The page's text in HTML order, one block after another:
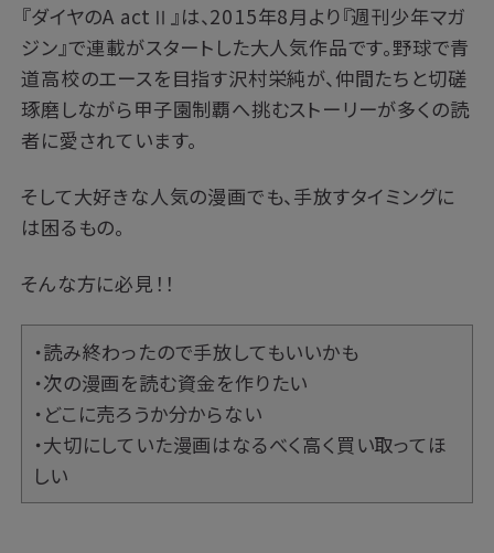
『ダイヤのA actⅡ』は、2015年8月より『週刊少年マガ
ジン』で連載がスタートした大人気作品です。野球で青
道高校のエースを目指す沢村栄純が、仲間たちと切磋
琢磨しながら甲子園制覇へ挑むストーリーが多くの読
者に愛されています。
そして大好きな人気の漫画でも、手放すタイミングに
は困るもの。
そんな方に必見！！
・読み終わったので手放してもいいかも
・次の漫画を読む資金を作りたい
・どこに売ろうか分からない
・大切にしていた漫画はなるべく高く買い取ってほ
しい